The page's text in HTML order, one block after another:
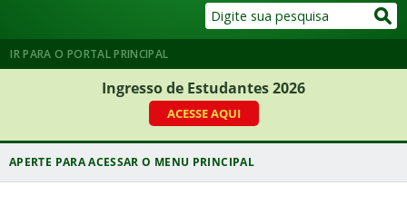
IR PARA O PORTAL PRINCIPAL
Ingresso de Estudantes 2026
ACESSE AQUI